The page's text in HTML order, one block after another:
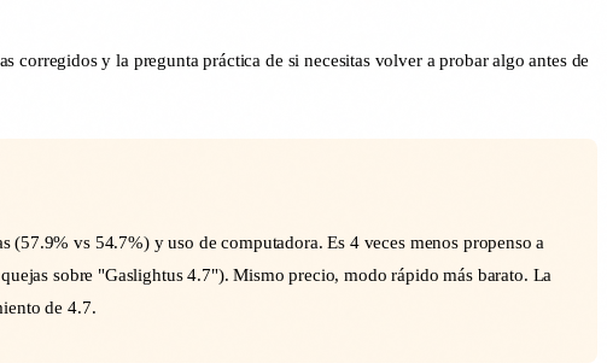
corregidos y la pregunta práctica de si necesitas volver a probar algo antes de
vs 54.7%) y uso de computadora. Es 4 veces menos propenso a
sobre "Gaslightus 4.7"). Mismo precio, modo rápido más barato. La
de 4.7.